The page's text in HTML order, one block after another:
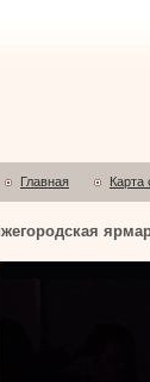
Главная Карта